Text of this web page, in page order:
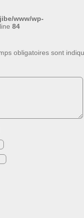
www/wp-
84
obligatoires sont